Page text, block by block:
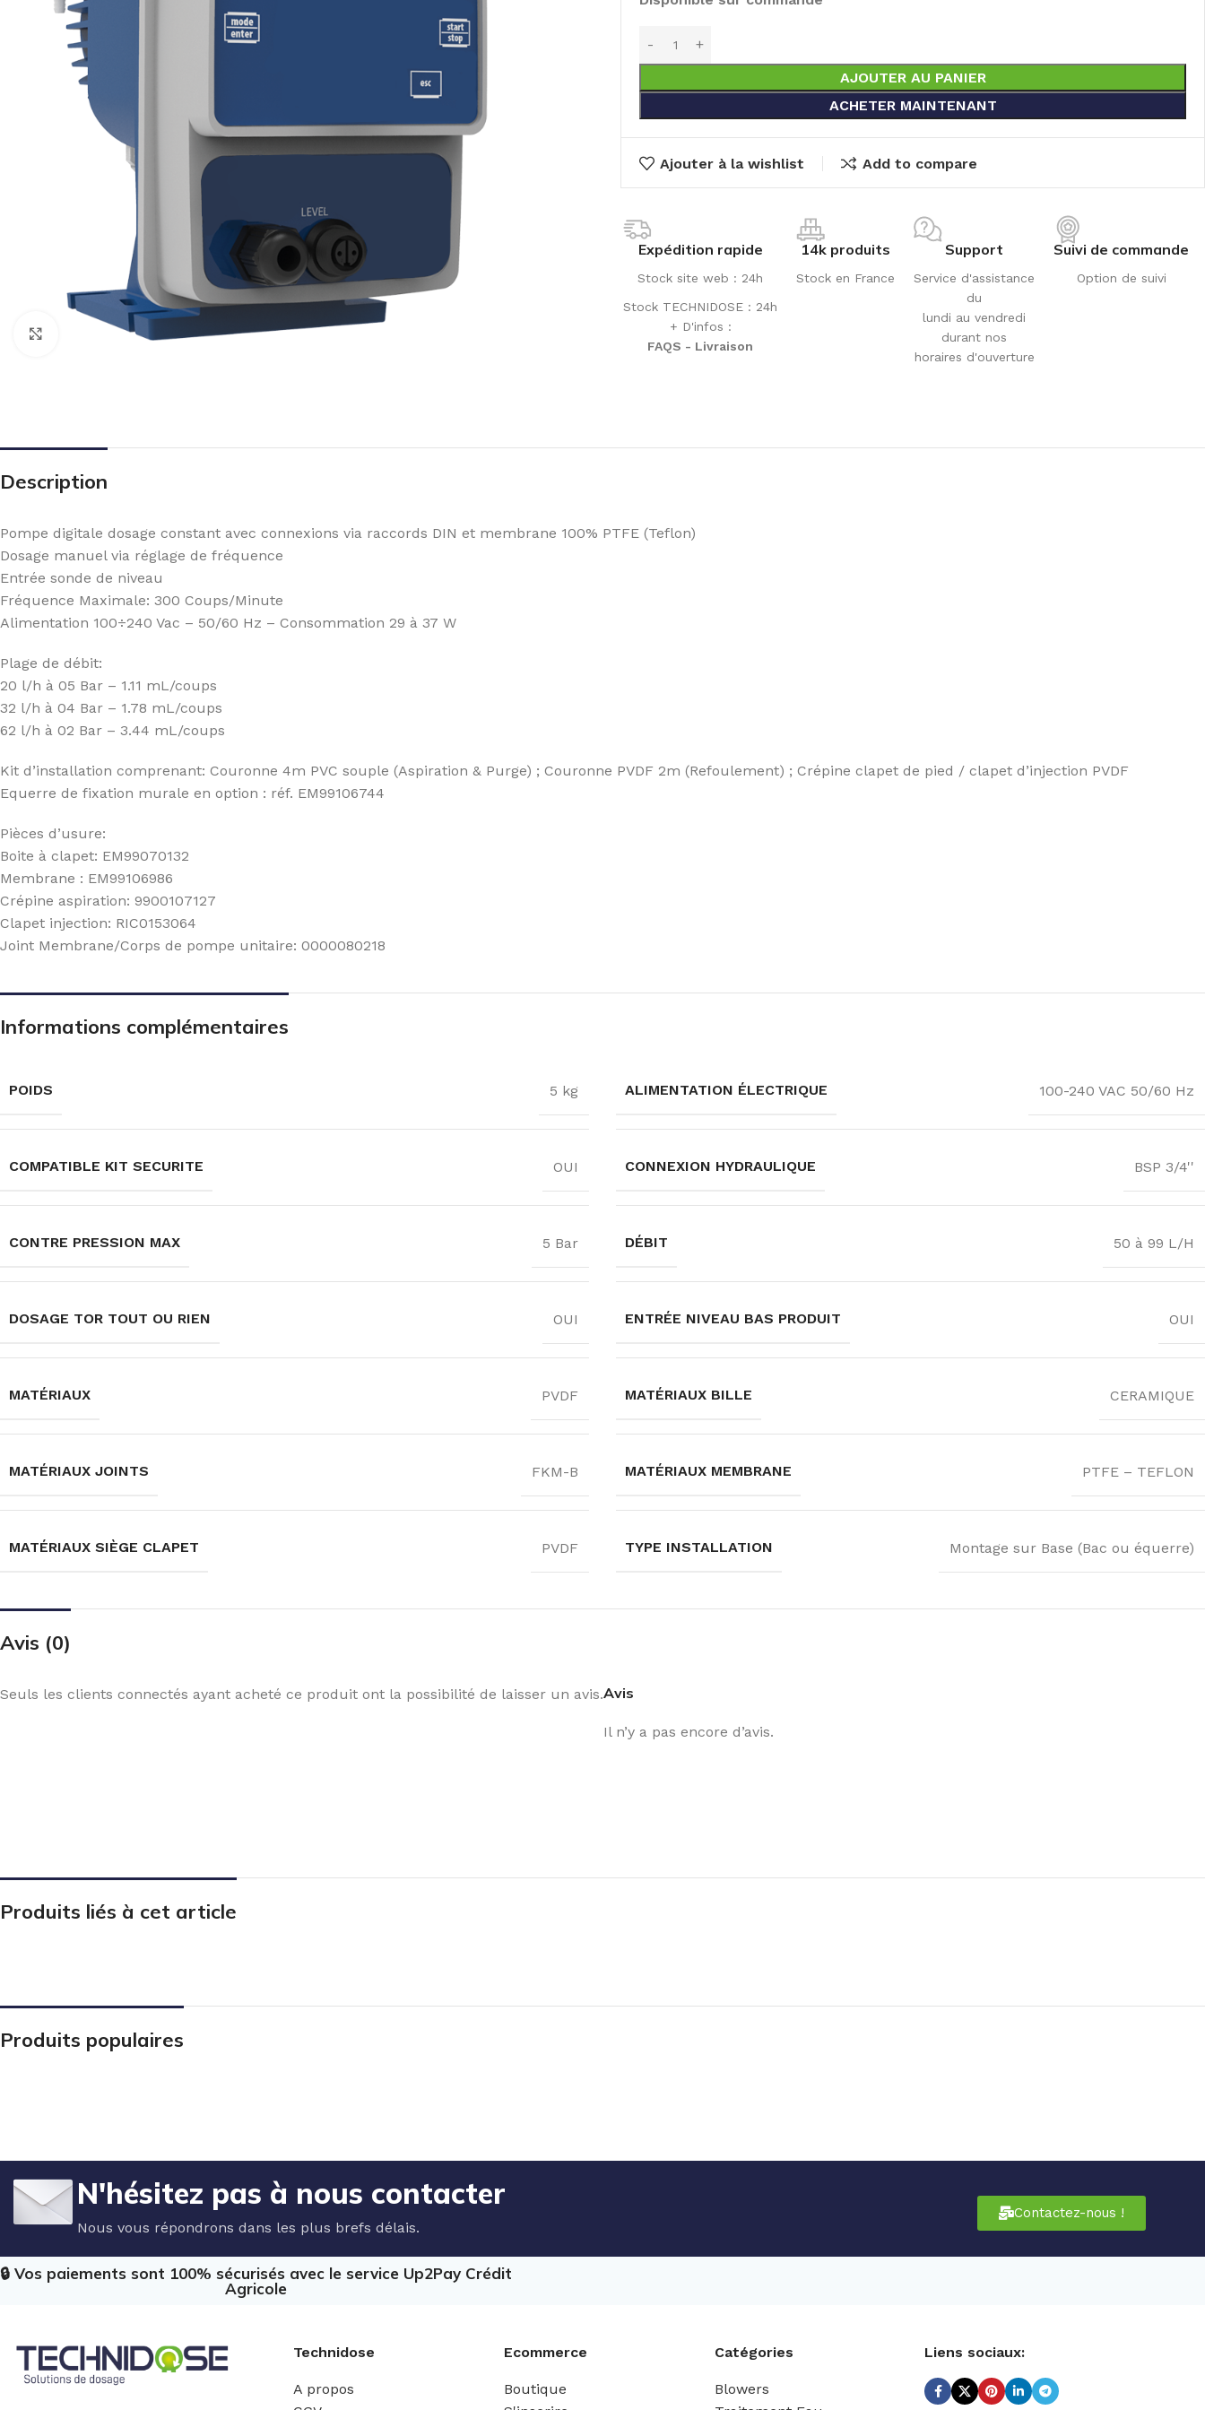
Click to enlarge
AJOUTER AU PANIER
ACHETER MAINTENANT
Ajouter à la wishlist Add to compare
Expédition rapide
Stock site web : 24h
Stock TECHNIDOSE : 24h
+ D'infos :
FAQS - Livraison
14k produits
Stock en France
Support
Service d'assistance
du
lundi au vendredi
durant nos
horaires d'ouverture
Suivi de commande
Option de suivi
Description
Pompe digitale dosage constant avec connexions via raccords DIN et membrane 100% PTFE (Teflon)
Dosage manuel via réglage de fréquence
Entrée sonde de niveau
Fréquence Maximale: 300 Coups/Minute
Alimentation 100÷240 Vac – 50/60 Hz – Consommation 29 à 37 W
Plage de débit:
20 l/h à 05 Bar – 1.11 mL/coups
32 l/h à 04 Bar – 1.78 mL/coups
62 l/h à 02 Bar – 3.44 mL/coups
Kit d’installation comprenant: Couronne 4m PVC souple (Aspiration & Purge) ; Couronne PVDF 2m (Refoulement) ; Crépine clapet de pied / clapet d’injection PVDF
Equerre de fixation murale en option : réf. EM99106744
Pièces d’usure:
Boite à clapet: EM99070132
Membrane : EM99106986
Crépine aspiration: 9900107127
Clapet injection: RIC0153064
Joint Membrane/Corps de pompe unitaire: 0000080218
Informations complémentaires
POIDS 5 kg ALIMENTATION ÉLECTRIQUE 100-240 VAC 50/60 Hz
COMPATIBLE KIT SECURITE OUI CONNEXION HYDRAULIQUE BSP 3/4''
CONTRE PRESSION MAX 5 Bar DÉBIT 50 à 99 L/H
DOSAGE TOR TOUT OU RIEN OUI ENTRÉE NIVEAU BAS PRODUIT OUI
MATÉRIAUX PVDF MATÉRIAUX BILLE CERAMIQUE
MATÉRIAUX JOINTS FKM-B MATÉRIAUX MEMBRANE PTFE – TEFLON
MATÉRIAUX SIÈGE CLAPET PVDF TYPE INSTALLATION Montage sur Base (Bac ou équerre)
Avis (0)
Avis
Il n’y a pas encore d’avis.
Seuls les clients connectés ayant acheté ce produit ont la possibilité de laisser un avis.
Produits liés à cet article
Produits populaires
N'hésitez pas à nous contacter
Nous vous répondrons dans les plus brefs délais.
Contactez-nous !
🔒 Vos paiements sont 100% sécurisés avec le service Up2Pay Crédit
Agricole
Technidose
A propos
Ecommerce
Boutique
Catégories
Blowers
Liens sociaux: